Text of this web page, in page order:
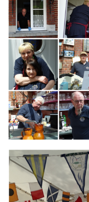
Branding
ARMCHAIR